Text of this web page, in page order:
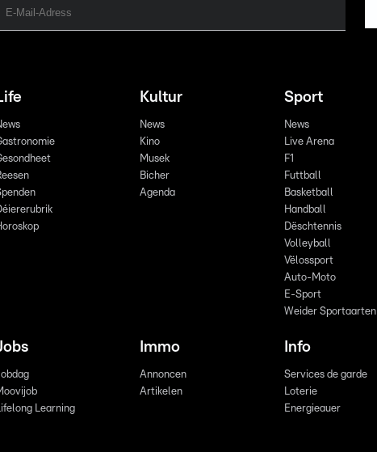
Kultur
News
Kino
Musek
Bicher
Agenda
Sport
News
Live Arena
F1
Futtball
Basketball
Handball
Dëschtennis
Volleyball
Vëlossport
Auto-Moto
E-Sport
Weider Sportaarten
Learning
Immo
Annoncen
Artikelen
Info
Services de garde
Loterie
Energieauer